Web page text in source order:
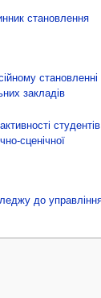
становлення
становленні
закладів
студентів
сценічної
до